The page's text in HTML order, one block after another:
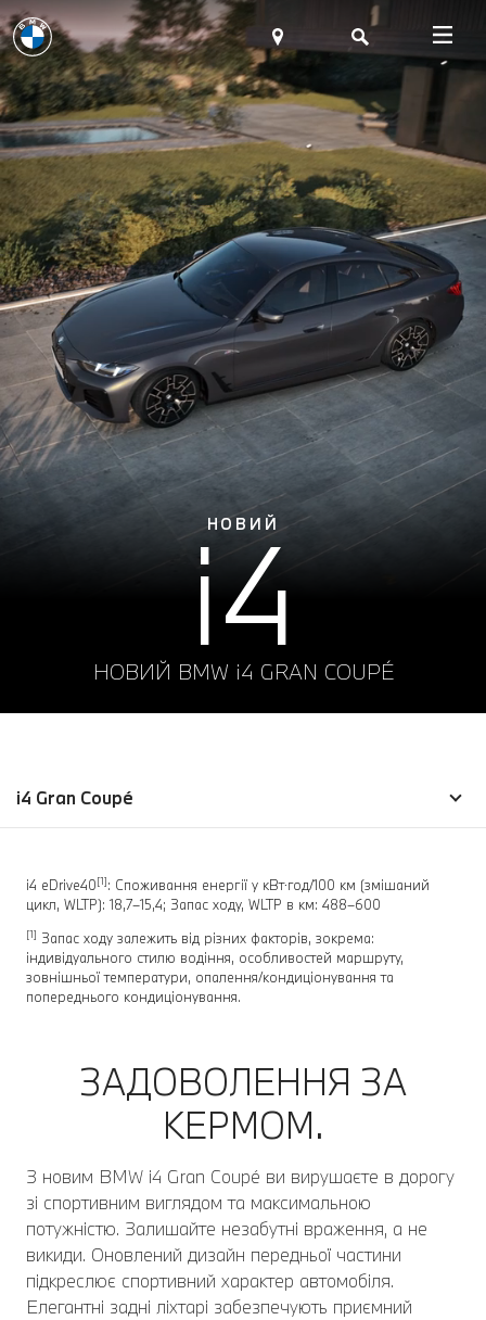
НОВИЙ
i4
НОВИЙ BMW i4 GRAN COUPÉ
i4 Gran Coupé
i4 eDrive40[1]: Споживання енергії у кВт⋅год/100 км (змішаний
цикл, WLTP): 18,7–15,4; Запас ходу, WLTP в км: 488–600
[1] Запас ходу залежить від різних факторів, зокрема:
індивідуального стилю водіння, особливостей маршруту,
зовнішньої температури, опалення/кондиціонування та
попереднього кондиціонування.
ЗАДОВОЛЕННЯ ЗА
КЕРМОМ.
З новим BMW i4 Gran Coupé ви вирушаєте в дорогу
зі спортивним виглядом та максимальною
потужністю. Залишайте незабутні враження, а не
викиди. Оновлений дизайн передньої частини
підкреслює спортивний характер автомобіля.
Елегантні задні ліхтарі забезпечують приємний